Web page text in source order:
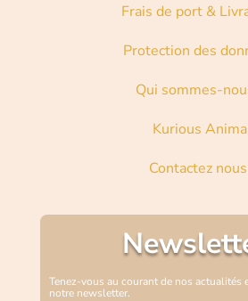
Frais de port &
Protection des
Qui sommes-
Kurious Anima
Contactez nous
Tenez-vous au courant de nos actualités
notre newsletter.